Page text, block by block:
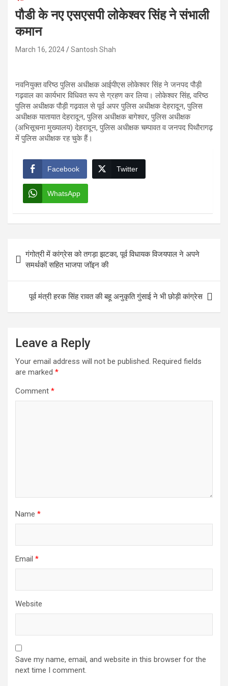
पौडी के नए एसएसपी लोकेश्वर सिंह ने संभाली
कमान
March 16, 2024 Santosh Shah
नवनियुक्त वरिष्ठ पुलिस अधीक्षक आईपीएस लोकेश्वर सिंह ने जनपद पौड़ी
गढ़वाल का कार्यभार विधिवत रूप से ग्रहण कर लिया। लोकेश्वर सिंह, वरिष्ठ
पुलिस अधीक्षक पौड़ी गढ़वाल से पूर्व अपर पुलिस अधीक्षक देहरादून, पुलिस
अधीक्षक यातायात देहरादून, पुलिस अधीक्षक बागेश्वर, पुलिस अधीक्षक
(अभिसूचना मुख्यालय) देहरादून, पुलिस अधीक्षक चम्पावत व जनपद पिथौरागढ़
में पुलिस अधीक्षक रह चुके हैं।
Facebook Twitter
WhatsApp
Post
navigation
गंगोत्री में कांग्रेस को तगड़ा झटका, पूर्व विधायक विजयपाल ने अपने
समर्थकों सहित भाजपा जॉइन की
पूर्व मंत्री हरक सिंह रावत की बहू अनुकृति गुंसाई ने भी छोड़ी कांग्रेस
Leave a Reply
Your email address will not be published. Required fields
are marked *
Comment *
Name *
Email *
Website
Save my name, email, and website in this browser for the
next time I comment.